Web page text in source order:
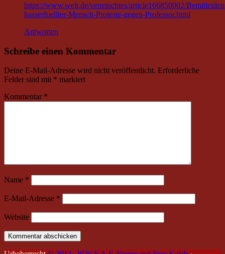
https://www.welt.de/vermischtes/article166850002/
hasserfuellter-Mensch-Proteste-gegen-Professor.html
Antworten
Schreibe einen Kommentar
Deine E-Mail-Adresse wird nicht veröffentlicht. Erforderliche
Felder sind mit * markiert
Kommentar *
Name *
E-Mail-Adresse *
Website